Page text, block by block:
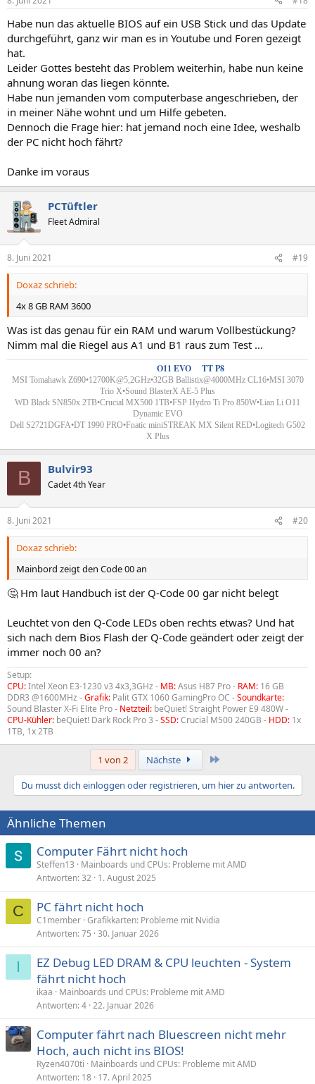
Habe nun das aktuelle BIOS auf ein USB Stick und das Update
durchgeführt, ganz wir man es in Youtube und Foren gezeigt
hat.
Leider Gottes besteht das Problem weiterhin, habe nun keine
ahnung woran das liegen könnte.
Habe nun jemanden vom computerbase angeschrieben, der
in meiner Nähe wohnt und um Hilfe gebeten.
Dennoch die Frage hier: hat jemand noch eine Idee, weshalb
der PC nicht hoch fährt?
Danke im voraus
PCTüftler
Fleet Admiral
8. Juni 2021 #19
Doxaz schrieb:
4x 8 GB RAM 3600
Was ist das genau für ein RAM und warum Vollbestückung?
Nimm mal die Riegel aus A1 und B1 raus zum Test ...
O11 EVO TT P8
MSI Tomahawk Z690•12700K@5,2GHz•32GB Ballistix@4000MHz CL16•MSI 3070
Trio X•Sound BlasterX AE-5 Plus
WD Black SN850x 2TB•Crucial MX500 1TB•FSP Hydro Ti Pro 850W•Lian Li O11
Dynamic EVO
Dell S2721DGFA•DT 1990 PRO•Fnatic miniSTREAK MX Silent RED•Logitech G502
X Plus
B Bulvir93
Cadet 4th Year
8. Juni 2021 #20
Doxaz schrieb:
Mainbord zeigt den Code 00 an
🤔 Hm laut Handbuch ist der Q-Code 00 gar nicht belegt
Leuchtet von den Q-Code LEDs oben rechts etwas? Und hat
sich nach dem Bios Flash der Q-Code geändert oder zeigt der
immer noch 00 an?
Setup:
CPU:Intel Xeon E3-1230 v3 4x3,3GHz - MB:Asus H87 Pro - RAM: 16 GB
DDR3 @1600MHz -Grafik: Palit GTX 1060 GamingPro OC -Soundkarte:
Sound Blaster X-Fi Elite Pro - Netzteil: beQuiet! Straight Power E9 480W -
CPU-Kühler: beQuiet! Dark Rock Pro 3 -SSD:Crucial M500 240GB - HDD: 1x
1TB, 1x 2TB
1 von 2 Nächste
Du musst dich einloggen oder registrieren, um hier zu antworten.
Ähnliche Themen
Computer Fährt nicht hoch
Steffen13
Mainboards und CPUs: Probleme mit AMD
Antworten 32 1. August 2025
C PC fährt nicht hoch
C1member Grafikkarten: Probleme mit Nvidia
Antworten 75 30. Januar 2026
I
EZ Debug LED DRAM & CPU leuchten - System
fährt nicht hoch
ikaa
Mainboards und CPUs: Probleme mit AMD
Antworten 4 22. Januar 2026
Computer fährt nach Bluescreen nicht mehr
Hoch, auch nicht ins BIOS!
Ryzen4070ti
Mainboards und CPUs: Probleme mit AMD
Antworten 18 17. April 2025